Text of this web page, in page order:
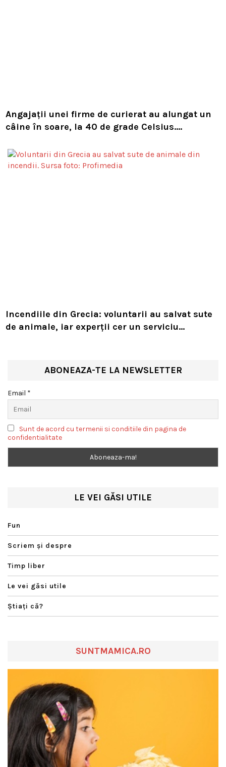
Angajații unei firme de curierat au alungat un
câine în soare, la 40 de grade Celsius.
Incendiile din Grecia: voluntarii au salvat sute
de animale, iar experții cer un serviciu
ABONEAZA-TE LA NEWSLETTER
Email *
Sunt de acord cu termenii si conditiile din pagina de
confidentialitate
LE VEI GĂSI UTILE
Fun
Scriem şi despre
Timp liber
Le vei găsi utile
Ştiaţi că?
SUNTMAMICA.RO